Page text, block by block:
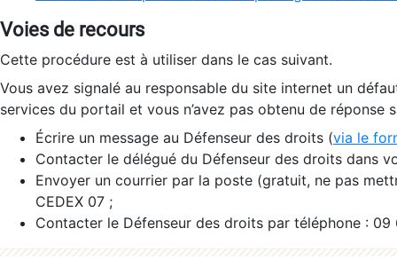
Voies de recours
Cette procédure est à utiliser dans le cas suivant.
Vous avez signalé au responsable du site internet un
services du portail et vous n’avez pas obtenu de réponse
Écrire un message au Défenseur des droits (via le
Contacter le délégué du Défenseur des droits dans
Envoyer un courrier par la poste (gratuit, ne pas
CEDEX 07 ;
Contacter le Défenseur des droits par téléphone :